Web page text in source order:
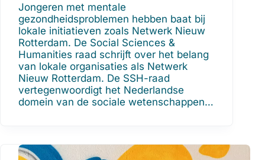
Jongeren met mentale
gezondheidsproblemen hebben baat bij
lokale initiatieven zoals Netwerk Nieuw
Rotterdam. De Social Sciences &
Humanities raad schrijft over het belang
van lokale organisaties als Netwerk
Nieuw Rotterdam. De SSH-raad
vertegenwoordigt het Nederlandse
domein van de sociale wetenschappen…